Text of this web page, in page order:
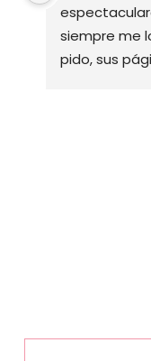
siempre me
pido, sus